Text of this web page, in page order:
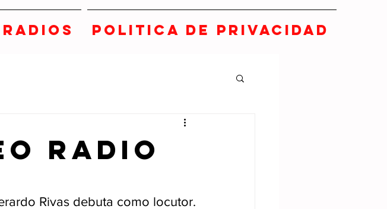
RADIOS POLITICA DE PRIVACIDAD
Radio
Rivas debuta como locutor.